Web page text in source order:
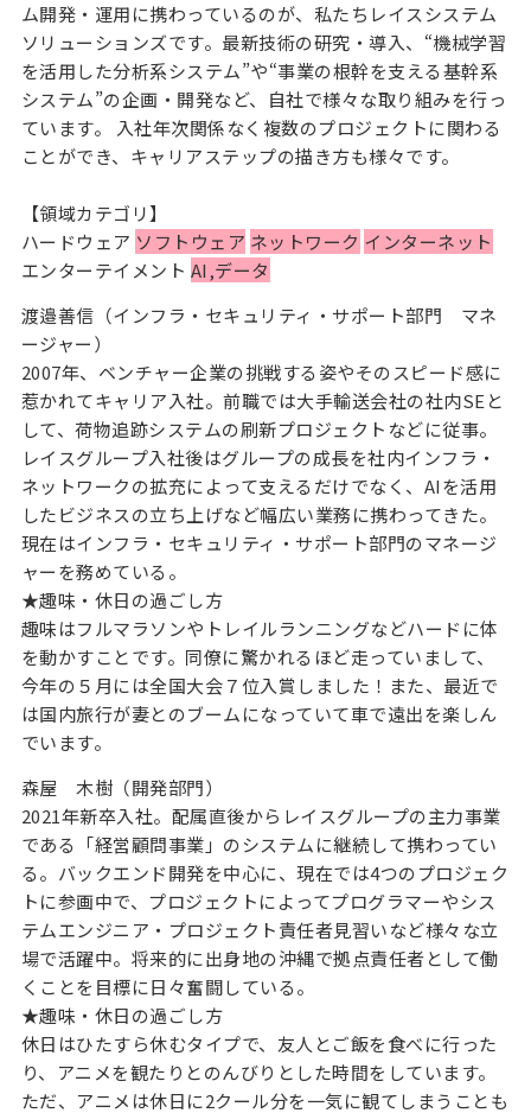
ム開発・運用に携わっているのが、私たちレイスシステム
ソリューションズです。最新技術の研究・導入、“機械学習
を活用した分析系システム”や“事業の根幹を支える基幹系
システム”の企画・開発など、自社で様々な取り組みを行っ
ています。 入社年次関係なく複数のプロジェクトに関わる
ことができ、キャリアステップの描き方も様々です。
【領域カテゴリ】
ハードウェア ソフトウェア ネットワーク インターネット
エンターテイメント AI,データ
渡邉善信（インフラ・セキュリティ・サポート部門 マネ
ージャー）
2007年、ベンチャー企業の挑戦する姿やそのスピード感に
惹かれてキャリア入社。前職では大手輸送会社の社内SEと
して、荷物追跡システムの刷新プロジェクトなどに従事。
レイスグループ入社後はグループの成長を社内インフラ・
ネットワークの拡充によって支えるだけでなく、AIを活用
したビジネスの立ち上げなど幅広い業務に携わってきた。
現在はインフラ・セキュリティ・サポート部門のマネージ
ャーを務めている。
★趣味・休日の過ごし方
趣味はフルマラソンやトレイルランニングなどハードに体
を動かすことです。同僚に驚かれるほど走っていまして、
今年の５月には全国大会７位入賞しました！また、最近で
は国内旅行が妻とのブームになっていて車で遠出を楽しん
でいます。
森屋 木樹（開発部門）
2021年新卒入社。配属直後からレイスグループの主力事業
である「経営顧問事業」のシステムに継続して携わってい
る。バックエンド開発を中心に、現在では4つのプロジェク
トに参画中で、プロジェクトによってプログラマーやシス
テムエンジニア・プロジェクト責任者見習いなど様々な立
場で活躍中。将来的に出身地の沖縄で拠点責任者として働
くことを目標に日々奮闘している。
★趣味・休日の過ごし方
休日はひたすら休むタイプで、友人とご飯を食べに行った
り、アニメを観たりとのんびりとした時間をしています。
ただ、アニメは休日に2クール分を一気に観てしまうことも